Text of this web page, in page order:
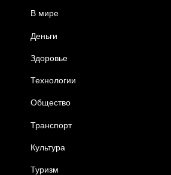
В мире
Деньги
Здоровье
Технологии
Общество
Транспорт
Культура
Туризм